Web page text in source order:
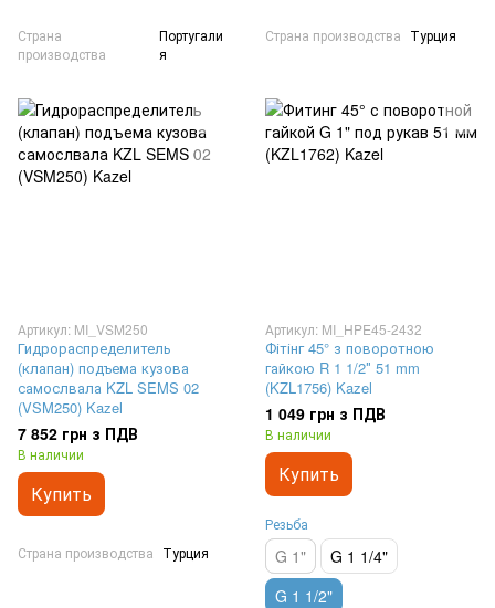
Страна
производства
Португали
я
Страна производства Турция
Артикул: MI_VSM250
Гидрораспределитель
(клапан) подъема кузова
самослвала KZL SEMS 02
(VSM250) Kazel
7 852 грн з ПДВ
В наличии
Купить
Страна производства Турция
Артикул: MI_HPE45-2432
Фітінг 45° з поворотною
гайкою R 1 1/2″ 51 mm
(KZL1756) Kazel
1 049 грн з ПДВ
В наличии
Купить
Резьба
G 1"
G 1 1/4"
G 1 1/2"